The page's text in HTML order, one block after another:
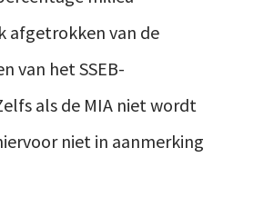
afgetrokken van de
van het SSEB-
als de MIA niet wordt
niet in aanmerking